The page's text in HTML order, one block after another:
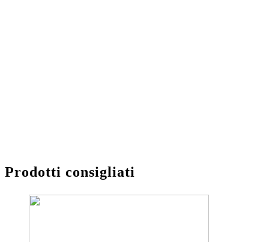
Prodotti consigliati